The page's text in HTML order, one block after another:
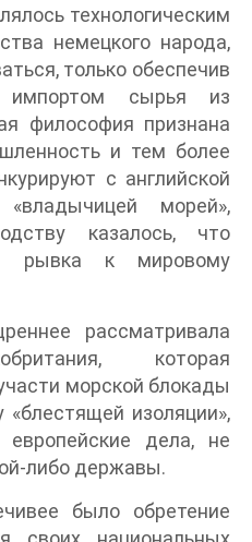
технологическим
немецкого народа,
только обеспечив
импортом сырья из
философия признана
и тем более
с английской
морей»,
казалось, что
рывка к мировому
рассматривала
которая
морской блокады
изоляции»,
дела, не
либо державы.
было обретение